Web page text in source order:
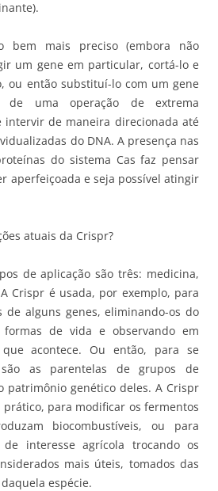
bem mais preciso (embora não
um gene em particular, cortá-lo e
ou então substituí-lo com um gene
de uma operação de extrema
intervir de maneira direcionada até
do DNA. A presença nas
do sistema Cas faz pensar
aperfeiçoada e seja possível atingir
atuais da Crispr?
de aplicação são três: medicina,
Crispr é usada, por exemplo, para
de alguns genes, eliminando-os do
formas de vida e observando em
acontece. Ou então, para se
as parentelas de grupos de
patrimônio genético deles. A Crispr
para modificar os fermentos
biocombustíveis, ou para
interesse agrícola trocando os
mais úteis, tomados das
espécie.